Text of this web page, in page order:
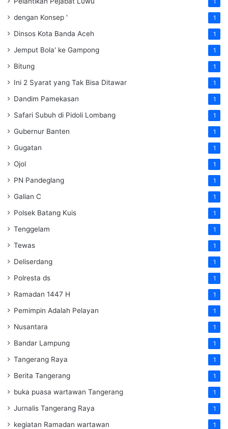
1
dengan Konsep ' 1
Dinsos Kota Banda Aceh 1
Jemput Bola' ke Gampong 1
Bitung 1
Ini 2 Syarat yang Tak Bisa Ditawar 1
Dandim Pamekasan 1
Safari Subuh di Pidoli Lombang 1
Gubernur Banten 1
Gugatan 1
Ojol 1
PN Pandeglang 1
Galian C 1
Polsek Batang Kuis 1
Tenggelam 1
Tewas 1
Deliserdang 1
Polresta ds 1
Ramadan 1447 H 1
Pemimpin Adalah Pelayan 1
Nusantara 1
Bandar Lampung 1
Tangerang Raya 1
Berita Tangerang 1
buka puasa wartawan Tangerang 1
Jurnalis Tangerang Raya 1
kegiatan Ramadan wartawan 1